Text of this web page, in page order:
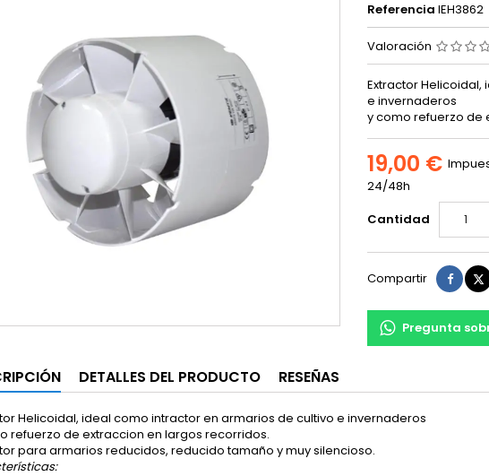
Referencia IEH3862
Valoración
Extractor
e invernaderos
y como refuerzo de
19,00 €
24/48h
Cantidad
Compartir
Pregunta
DETALLES DEL PRODUCTO RESEÑAS
Helicoidal, ideal como intractor en armarios de cultivo e invernaderos
refuerzo de extraccion en largos recorridos.
para armarios reducidos, reducido tamaño y muy silencioso.